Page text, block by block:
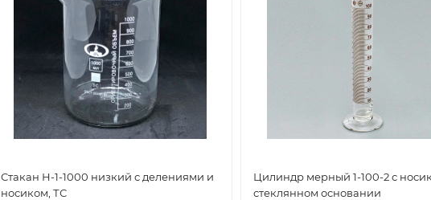
Стакан Н-1-1000 низкий с делениями и
носиком, ТС
Цилиндр мерный 1-100-2 с
стеклянном основании